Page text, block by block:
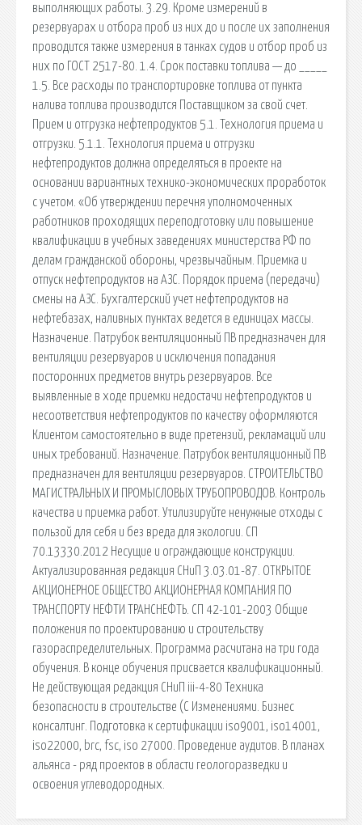
выполняющих работы. 3.29. Кроме измерений в
резервуарах и отбора проб из них до и после их заполнения
проводится также измерения в танках судов и отбор проб из
них по ГОСТ 2517-80. 1.4. Срок поставки топлива — до _____
1.5. Все расходы по транспортировке топлива от пункта
налива топлива производится Поставщиком за свой счет.
Прием и отгрузка нефтепродуктов 5.1. Технология приема и
отгрузки. 5.1.1. Технология приема и отгрузки
нефтепродуктов должна определяться в проекте на
основании вариантных технико-экономических проработок
с учетом. «Об утверждении перечня уполномоченных
работников проходящих переподготовку или повышение
квалификации в учебных заведениях министерства РФ по
делам гражданской обороны, чрезвычайным. Приемка и
отпуск нефтепродуктов на АЗС. Порядок приема (передачи)
смены на АЗС. Бухгалтерский учет нефтепродуктов на
нефтебазах, наливных пунктах ведется в единицах массы.
Назначение. Патрубок вентиляционный ПВ предназначен для
вентиляции резервуаров и исключения попадания
посторонних предметов внутрь резервуаров. Все
выявленные в ходе приемки недостачи нефтепродуктов и
несоответствия нефтепродуктов по качеству оформляются
Клиентом самостоятельно в виде претензий, рекламаций или
иных требований. Назначение. Патрубок вентиляционный ПВ
предназначен для вентиляции резервуаров. СТРОИТЕЛЬСТВО
МАГИСТРАЛЬНЫХ И ПРОМЫСЛОВЫХ ТРУБОПРОВОДОВ. Контроль
качества и приемка работ. Утилизируйте ненужные отходы с
пользой для себя и без вреда для экологии. СП
70.13330.2012 Несущие и ограждающие конструкции.
Актуализированная редакция СНиП 3.03.01-87. ОТКРЫТОЕ
АКЦИОНЕРНОЕ ОБЩЕСТВО АКЦИОНЕРНАЯ КОМПАНИЯ ПО
ТРАНСПОРТУ НЕФТИ ТРАНСНЕФТЬ. СП 42-101-2003 Общие
положения по проектированию и строительству
газораспределительных. Программа расчитана на три года
обучения. В конце обучения присвается квалификационный.
Не действующая редакция СНиП iii-4-80 Техника
безопасности в строительстве (С Изменениями. Бизнес
консалтинг. Подготовка к сертификации iso9001, iso14001,
iso22000, brc, fsc, iso 27000. Проведение аудитов. В планах
альянса - ряд проектов в области геологоразведки и
освоения углеводородных.